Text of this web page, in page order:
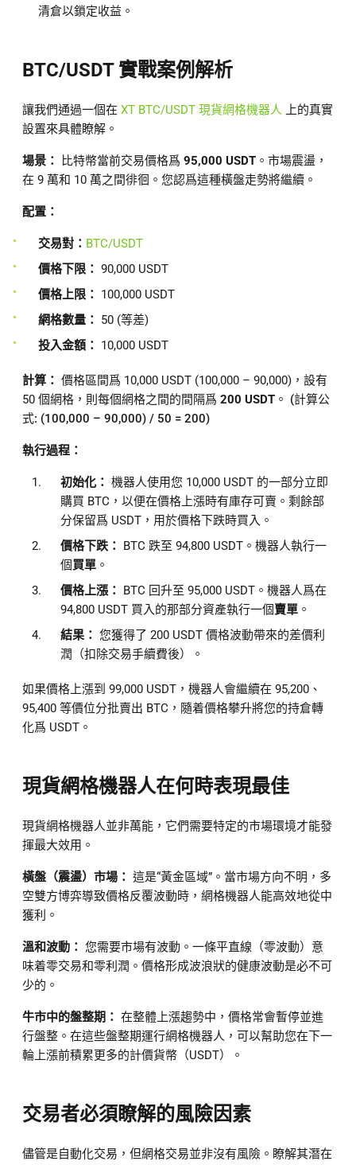
清倉以鎖定收益。
BTC/USDT 實戰案例解析
讓我們通過一個在 XT BTC/USDT 現貨網格機器人 上的真實
設置來具體瞭解。
場景： 比特幣當前交易價格爲 95,000 USDT 。市場震盪，
在 9 萬和 10 萬之間徘徊。您認爲這種橫盤走勢將繼續。
配置：
交易對： BTC/USDT
價格下限： 90,000 USDT
價格上限： 100,000 USDT
網格數量： 50 (等差)
投入金額： 10,000 USDT
計算： 價格區間爲 10,000 USDT (100,000 – 90,000)，設有
50 個網格，則每個網格之間的間隔爲 200 USDT 。 (計算公
式: (100,000 – 90,000) / 50 = 200)
執行過程：
初始化： 機器人使用您 10,000 USDT 的一部分立即
購買 BTC，以便在價格上漲時有庫存可賣。剩餘部
分保留爲 USDT，用於價格下跌時買入。
價格下跌： BTC 跌至 94,800 USDT。機器人執行一
個買單 。
價格上漲： BTC 回升至 95,000 USDT。機器人爲在
94,800 USDT 買入的那部分資產執行一個賣單 。
結果： 您獲得了 200 USDT 價格波動帶來的差價利
潤（扣除交易手續費後）。
如果價格上漲到 99,000 USDT，機器人會繼續在 95,200、
95,400 等價位分批賣出 BTC，隨着價格攀升將您的持倉轉
化爲 USDT。
現貨網格機器人在何時表現最佳
現貨網格機器人並非萬能，它們需要特定的市場環境才能發
揮最大效用。
橫盤（震盪）市場： 這是“黃金區域”。當市場方向不明，多
空雙方博弈導致價格反覆波動時，網格機器人能高效地從中
獲利。
溫和波動： 您需要市場有波動。一條平直線（零波動）意
味着零交易和零利潤。價格形成波浪狀的健康波動是必不可
少的。
牛市中的盤整期： 在整體上漲趨勢中，價格常會暫停並進
行盤整。在這些盤整期運行網格機器人，可以幫助您在下一
輪上漲前積累更多的計價貨幣（USDT）。
交易者必須瞭解的風險因素
儘管是自動化交易，但網格交易並非沒有風險。瞭解其潛在